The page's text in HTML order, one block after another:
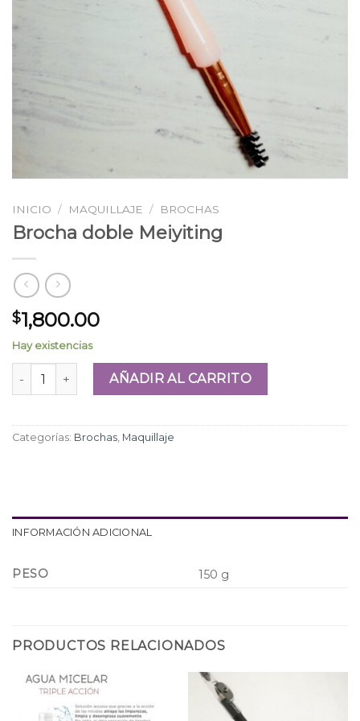
INICIO / MAQUILLAJE / BROCHAS
Brocha doble Meiyiting
$1,800.00
Hay existencias
Brocha doble Meiyiting cantidad
AÑADIR AL CARRITO
Categorías: Brochas, Maquillaje
INFORMACIÓN ADICIONAL
PESO 150 g
PRODUCTOS RELACIONADOS